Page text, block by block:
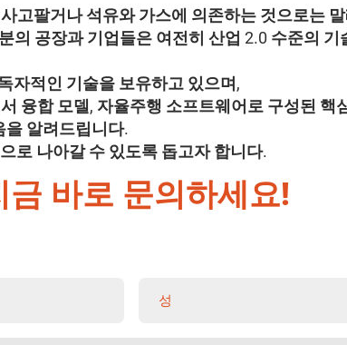
고팔거나 석유와 가스에 의존하는 것으로는
의 공장과 기업들은 여전히 산업 2.0 수준의
자적인 기술을 보유하고 있으며,
융합 모델, 자율주행 소프트웨어로 구성된 핵
을 알려드립니다.
로 나아갈 수 있도록 돕고자 합니다.
금 바로 문의하세요!